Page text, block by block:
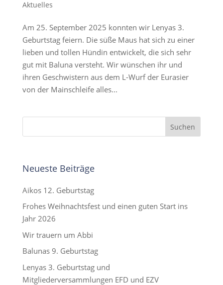
Aktuelles
Am 25. September 2025 konnten wir Lenyas 3.
Geburtstag feiern. Die süße Maus hat sich zu einer
lieben und tollen Hündin entwickelt, die sich sehr
gut mit Baluna versteht. Wir wünschen ihr und
ihren Geschwistern aus dem L-Wurf der Eurasier
von der Mainschleife alles...
Neueste Beiträge
Aikos 12. Geburtstag
Frohes Weihnachtsfest und einen guten Start ins
Jahr 2026
Wir trauern um Abbi
Balunas 9. Geburtstag
Lenyas 3. Geburtstag und
Mitgliederversammlungen EFD und EZV